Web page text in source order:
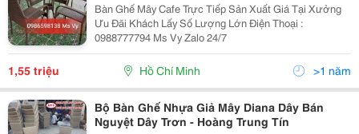
Bàn Ghế Mây Cafe Trực Tiếp Sản Xuất Giá Tại Xưởng
Ưu Đãi Khách Lấy Số Lượng Lớn Điện Thoại :
0988777794 Ms Vy Zalo 24/7
1,55 triệu Hồ Chí Minh >1 năm
Bộ Bàn Ghế Nhựa Giả Mây Diana Dây Bán
Nguyệt Dây Trơn - Hoàng Trung Tín